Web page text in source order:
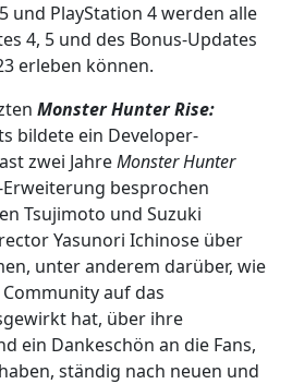
und PlayStation 4 werden alle
4, 5 und des Bonus-Updates
erleben können.
Monster Hunter Rise:
bildete ein Developer-
zwei JahreMonster Hunter
Erweiterung besprochen
Tsujimoto und Suzuki
Yasunori Ichinose über
unter anderem darüber, wie
auf das
hat, über ihre
ein Dankeschön an die Fans,
ständig nach neuen und